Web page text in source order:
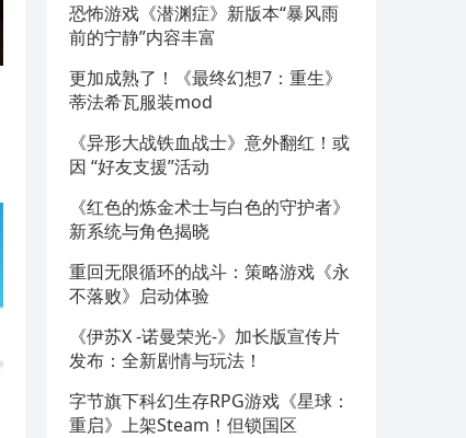
恐怖游戏《潜渊症》新版本“暴风雨
前的宁静”内容丰富
更加成熟了！《最终幻想7：重生》
蒂法希瓦服装mod
《异形大战铁血战士》意外翻红！或
因 “好友支援”活动
《红色的炼金术士与白色的守护者》
新系统与角色揭晓
重回无限循环的战斗：策略游戏《永
不落败》启动体验
《伊苏X -诺曼荣光-》加长版宣传片
发布：全新剧情与玩法！
字节旗下科幻生存RPG游戏《星球：
重启》上架Steam！但锁国区